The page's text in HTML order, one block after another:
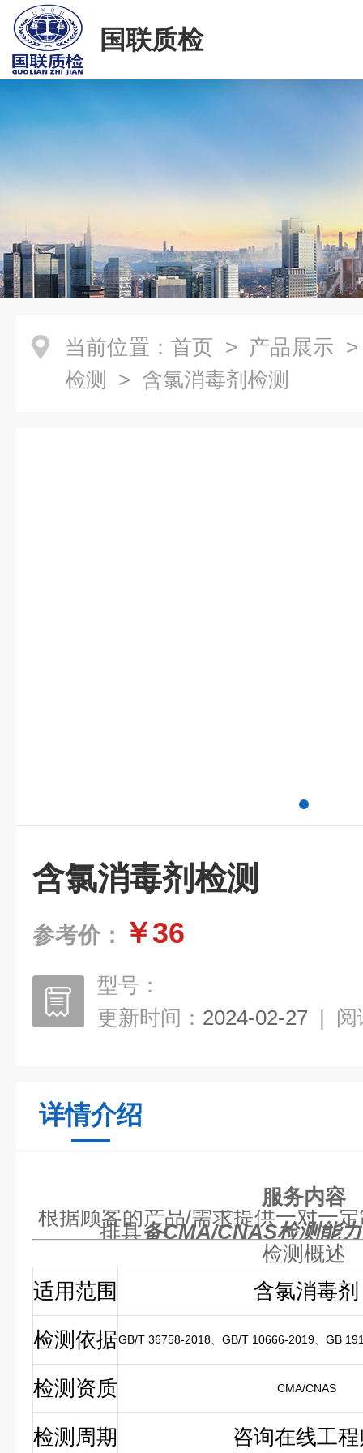
国联质检
当前位置： 首页 > 产品展示
检测
> 含氯消毒剂检测
含氯消毒剂检测
参考价： ￥36
型号：
更新时间： 2024-02-27 | 阅
详情介绍
服务内容
根据顾客的产品/需求提供一对一
排具备CMA/CNAS检测能
检测概述
适用范围
含氯消毒剂
检测依据GB/T 36758-2018、GB/T 10666-2019、GB
检测资质 CMA/CNAS
检测周期 咨询在线工